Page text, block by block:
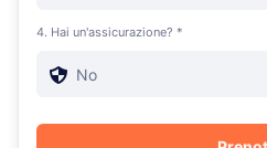
4. Hai un'assicurazione? *